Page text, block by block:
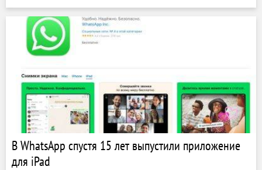
В WhatsApp спустя 15 лет выпустили приложение
для iPad